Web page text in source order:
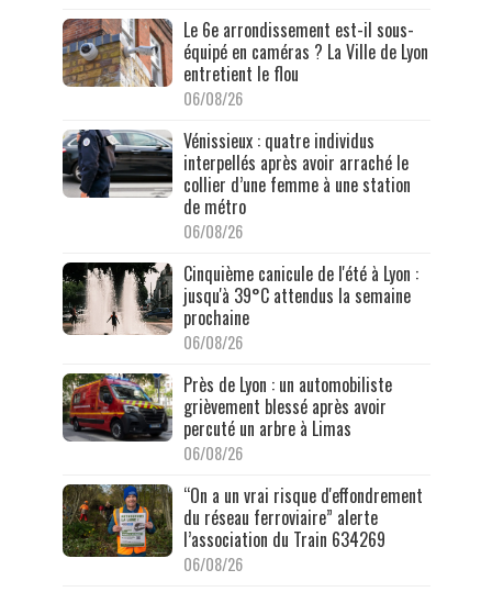
Le 6e arrondissement est-il sous-
équipé en caméras ? La Ville de Lyon
entretient le flou
06/08/26
Vénissieux : quatre individus
interpellés après avoir arraché le
collier d’une femme à une station
de métro
06/08/26
Cinquième canicule de l'été à Lyon :
jusqu'à 39°C attendus la semaine
prochaine
06/08/26
Près de Lyon : un automobiliste
grièvement blessé après avoir
percuté un arbre à Limas
06/08/26
“On a un vrai risque d'effondrement
du réseau ferroviaire” alerte
l’association du Train 634269
06/08/26